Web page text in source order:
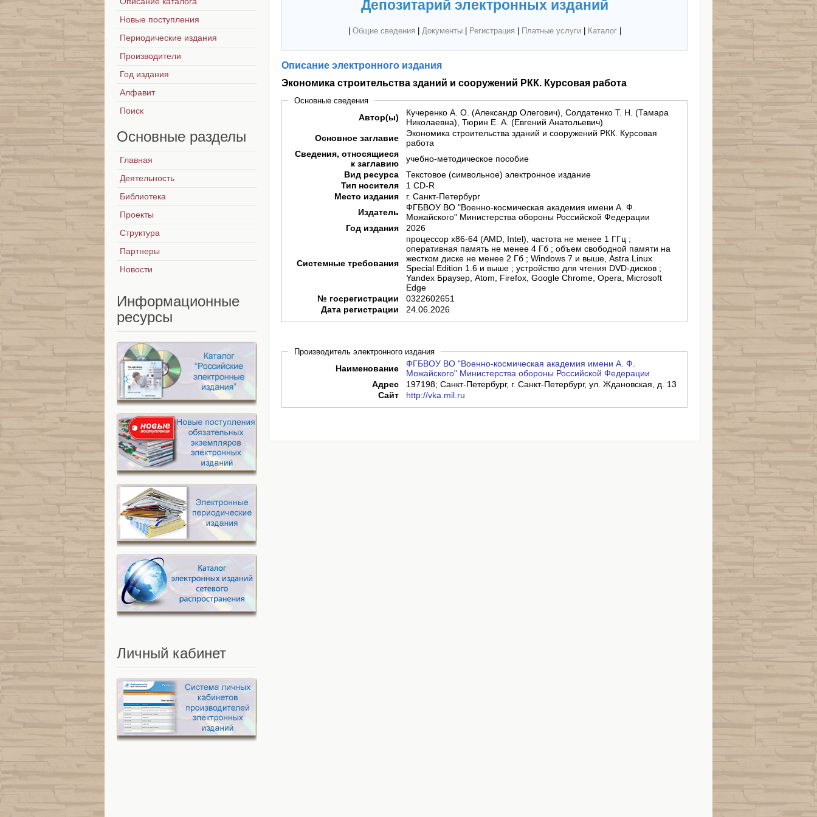
Депозитарий электронных изданий
Общие сведения Документы| Регистрация Платные услуги| Каталог|
Описание электронного издания
Экономика строительства зданий и сооружений РКК. Курсовая работа
Основные сведения
Автор(ы)
Кучеренко А. О. (Александр Олегович), Солдатенко Т. Н. (Тамара
Николаевна), Тюрин Е. А. (Евгений Анатольевич)
Основное заглавие
Экономика строительства зданий и сооружений РКК. Курсовая
работа
Сведения, относящиеся
к заглавию
учебно-методическое пособие
Вид ресурса
Текстовое (символьное) электронное издание
Тип носителя
1 CD-R
Место издания
г. Санкт-Петербург
Издатель
ФГБВОУ ВО "Военно-космическая академия имени А. Ф.
Можайского" Министерства обороны Российской Федерации
Год издания
2026
Системные требования
процессор х86-64 (AMD, Intel), частота не менее 1 ГГц ;
оперативная память не менее 4 Гб ; объем свободной памяти на
жестком диске не менее 2 Гб ; Windows 7 и выше, Astra Linux
Special Edition 1.6 и выше ; устройство для чтения DVD-дисков ;
Yandex Браузер, Atom, Firefox, Google Chrome, Opera, Microsoft
Edge
№ госрегистрации
0322602651
Дата регистрации
24.06.2026
Производитель электронного издания
Наименование
ФГБВОУ ВО "Военно-космическая академия имени А. Ф.
Можайского" Министерства обороны Российской Федерации
Адрес
197198; Санкт-Петербург, г. Санкт-Петербург, ул. Ждановская, д. 13
Сайт
http://vka.mil.ru
Новые поступления
Периодические издания
Производители
Год издания
Алфавит
Поиск
Основные разделы
Главная
Деятельность
Библиотека
Проекты
Структура
Партнеры
Новости
Информационные
ресурсы
Личный кабинет